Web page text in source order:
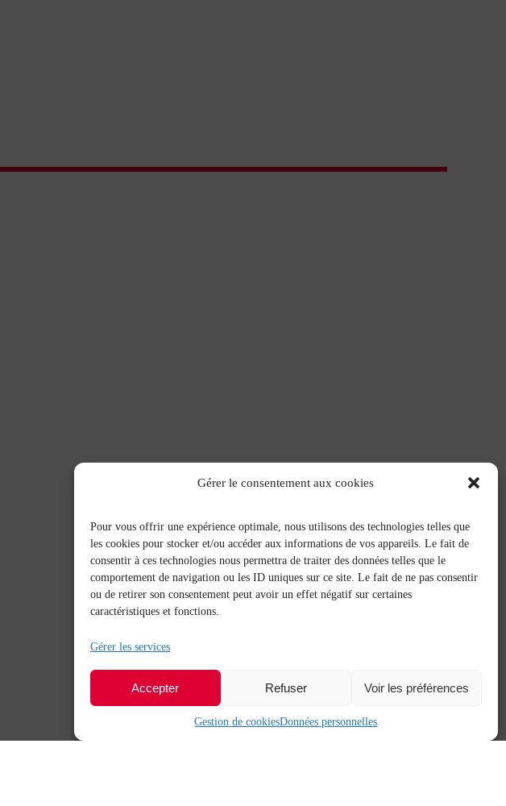
Gérer le consentement aux cookies
Pour vous offrir une expérience optimale, nous utilisons des technologies telles que
les cookies pour stocker et/ou accéder aux informations de vos appareils. Le fait de
consentir à ces technologies nous permettra de traiter des données telles que le
comportement de navigation ou les ID uniques sur ce site. Le fait de ne pas consentir
ou de retirer son consentement peut avoir un effet négatif sur certaines
caractéristiques et fonctions.
Gérer les services
Accepter Refuser Voir les préférences
Gestion de cookiesDonnées personnelles